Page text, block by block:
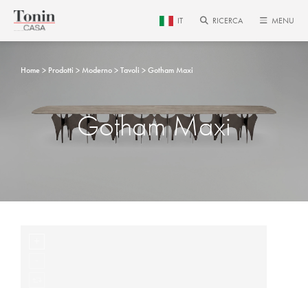
IT RICERCA MENU
Home Prodotti Moderno Tavoli Gotham Maxi
Gotham Maxi